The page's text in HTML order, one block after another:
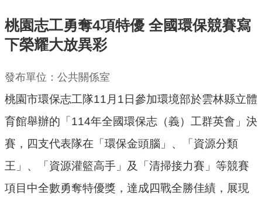
關
於
們
環
保
題
環
境
桃園志工勇奪4項特優 全國環保競賽寫
下榮耀大放異彩
發布單位：公共關係室
桃園市環保志工隊11月1日參加環境部於雲林縣立體
育館舉辦的「114年全國環保志（義）工群英會」決
賽，四支代表隊在「環保金頭腦」、「資源分類
王」、「資源灌籃高手」及「清掃接力賽」等競賽
項目中全數勇奪特優獎，達成四戰全勝佳績，展現